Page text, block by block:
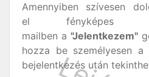
Amennyiben szívesen
el fényképes
mailben a "Jelentkezem"
hozza be személyesen
bejelentkezés után